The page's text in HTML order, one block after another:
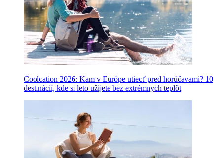
Coolcation 2026: Kam v Európe utiecť pred horúčavami? 10
destinácií, kde si leto užijete bez extrémnych teplôt